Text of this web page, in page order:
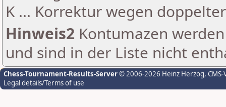
K ... Korrektur wegen
Hinweis2 Kontumazen
und sind in der Liste nicht
Chess-Tournament-Results-Server© 2006-2026 Heinz Herzog,
Legal details/Terms of use